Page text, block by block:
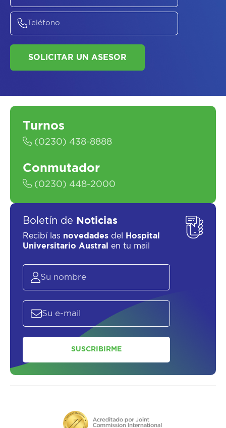
Turnos
(0230) 438-8888
Conmutador
(0230) 448-2000
Boletín de Noticias
Recibí las novedades del
Hospital
Universitario Austral
en tu mail
SUSCRIBIRME